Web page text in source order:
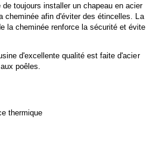
toujours installer un chapeau en acier
cheminée afin d'éviter des étincelles. La
la cheminée renforce la sécurité et évite
d'excellente qualité est faite d'acier
poêles.
thermique